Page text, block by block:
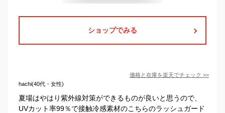
ショップでみる
価格と在庫を楽天でチェック >>
hachi(40代・女性)
夏場はやはり紫外線対策ができるものが良いと思うので、
UVカット率99％で接触冷感素材のこちらのラッシュガード